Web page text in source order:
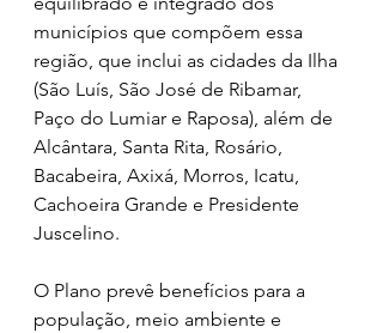
municípios que compõem essa
região, que inclui as cidades da Ilha
(São Luís, São José de Ribamar,
Paço do Lumiar e Raposa), além de
Alcântara, Santa Rita, Rosário,
Bacabeira, Axixá, Morros, Icatu,
Cachoeira Grande e Presidente
Juscelino.
O Plano prevê benefícios para a
população, meio ambiente e